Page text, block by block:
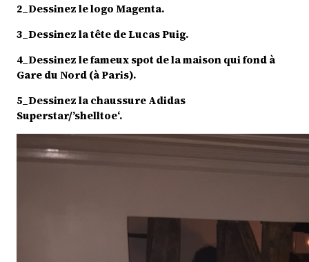
2_ Dessinez le logo Magenta.
3_ Dessinez la tête de Lucas Puig.
4_ Dessinez le fameux spot de la maison qui fond à
Gare du Nord (à Paris).
5_ Dessinez la chaussure Adidas
Superstar/’shelltoe‘.